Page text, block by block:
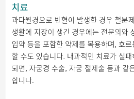
치료
과다월경으로 빈혈이 발생한 경우 철분
생활에 지장이 생긴 경우에는 전문의와
임약 등을 포함한 약제를 복용하며, 호
할 수도 있습니다. 내과적인 치료가 실
되면, 자궁경 수술, 자궁 절제술 등과 같
합니다.